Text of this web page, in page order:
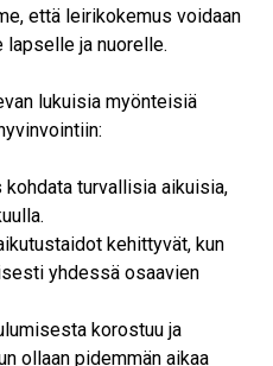
että leirikokemus voidaan
lapselle ja nuorelle.
lukuisia myönteisiä
turvallisia aikuisia,
kehittyvät, kun
yhdessä osaavien
korostuu ja
ollaan pidemmän aikaa